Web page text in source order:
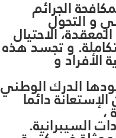
الجرائم
و التحولالاحتيال
و تجسد هذه
و
الدرك الوطني
دائما ، السيبرانية.